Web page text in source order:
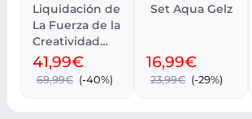
Liquidación de
La Fuerza de la
Creatividad
(edición
estándar)
41,99€
69,99€ (-40%)
Set Aqua Gelz
16,99€
23,99€ (-29%)